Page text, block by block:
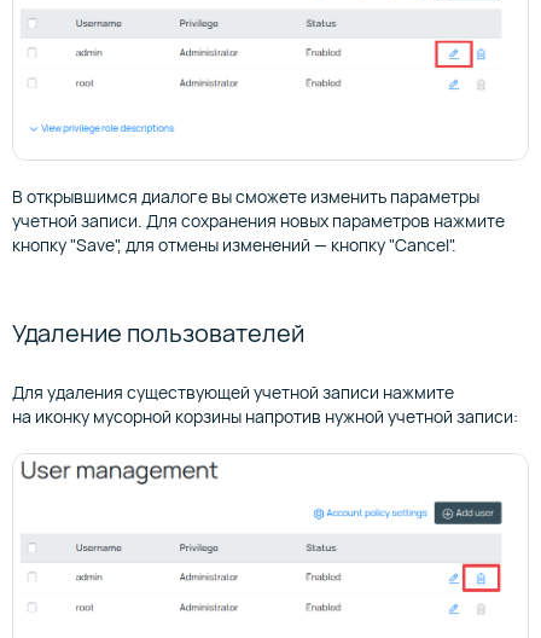
В открывшимся диалоге вы сможете изменить параметры
учетной записи. Для сохранения новых параметров нажмите
кнопку "Save", для отмены изменений — кнопку "Cancel".
Удаление пользователей
Для удаления существующей учетной записи нажмите
на иконку мусорной корзины напротив нужной учетной записи: